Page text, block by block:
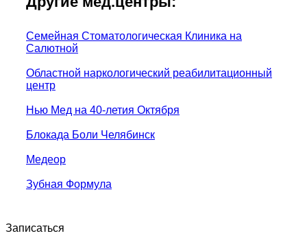
Семейная Стоматологическая Клиника на
Салютной
Областной наркологический реабилитационный
центр
Нью Мед на 40-летия Октября
Блокада Боли Челябинск
Медеор
Зубная Формула
Записаться